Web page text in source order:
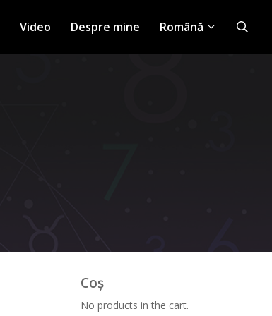
Video Despre mine Română
Coș
No products in the cart.